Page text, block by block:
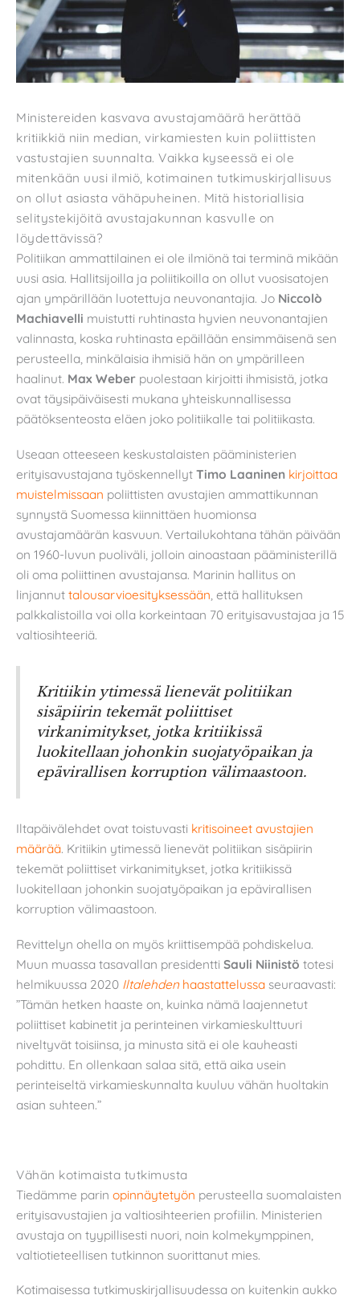
Ministereiden kasvava avustajamäärä herättää
kritiikkiä niin median, virkamiesten kuin poliittisten
vastustajien suunnalta. Vaikka kyseessä ei ole
mitenkään uusi ilmiö, kotimainen tutkimuskirjallisuus
on ollut asiasta vähäpuheinen. Mitä historiallisia
selitystekijöitä avustajakunnan kasvulle on
löydettävissä?
Politiikan ammattilainen ei ole ilmiönä tai terminä mikään
uusi asia. Hallitsijoilla ja poliitikoilla on ollut vuosisatojen
ajan ympärillään luotettuja neuvonantajia. Jo Niccolò
Machiavelli muistutti ruhtinasta hyvien neuvonantajien
valinnasta, koska ruhtinasta epäillään ensimmäisenä sen
perusteella, minkälaisia ihmisiä hän on ympärilleen
haalinut. Max Weber puolestaan kirjoitti ihmisistä, jotka
ovat täysipäiväisesti mukana yhteiskunnallisessa
päätöksenteosta eläen joko politiikalle tai politiikasta.
Useaan otteeseen keskustalaisten pääministerien
erityisavustajana työskennellyt Timo Laaninen kirjoittaa
muistelmissaan poliittisten avustajien ammattikunnan
synnystä Suomessa kiinnittäen huomionsa
avustajamäärän kasvuun. Vertailukohtana tähän päivään
on 1960-luvun puoliväli, jolloin ainoastaan pääministerillä
oli oma poliittinen avustajansa. Marinin hallitus on
linjannut talousarvioesityksessään , että hallituksen
palkkalistoilla voi olla korkeintaan 70 erityisavustajaa ja 15
valtiosihteeriä.
Kritiikin ytimessä lienevät politiikan
sisäpiirin tekemät poliittiset
virkanimitykset, jotka kritiikissä
luokitellaan johonkin suojatyöpaikan ja
epävirallisen korruption välimaastoon.
Iltapäivälehdet ovat toistuvasti kritisoineet avustajien
määrää. Kritiikin ytimessä lienevät politiikan sisäpiirin
tekemät poliittiset virkanimitykset, jotka kritiikissä
luokitellaan johonkin suojatyöpaikan ja epävirallisen
korruption välimaastoon.
Revittelyn ohella on myös kriittisempää pohdiskelua.
Muun muassa tasavallan presidentti Sauli Niinistö totesi
helmikuussa 2020 Iltalehdenhaastattelussa seuraavasti:
”Tämän hetken haaste on, kuinka nämä laajennetut
poliittiset kabinetit ja perinteinen virkamieskulttuuri
niveltyvät toisiinsa, ja minusta sitä ei ole kauheasti
pohdittu. En ollenkaan salaa sitä, että aika usein
perinteiseltä virkamieskunnalta kuuluu vähän huoltakin
asian suhteen.”
Vähän kotimaista tutkimusta
Tiedämme parin opinnäytetyön perusteella suomalaisten
erityisavustajien ja valtiosihteerien profiilin. Ministerien
avustaja on tyypillisesti nuori, noin kolmekymppinen,
valtiotieteellisen tutkinnon suorittanut mies.
Kotimaisessa tutkimuskirjallisuudessa on kuitenkin aukko